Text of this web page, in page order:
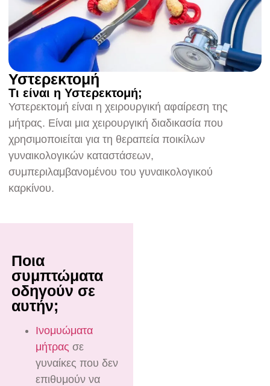
Υστερεκτομή
Τι είναι η Υστερεκτομή;
Υστερεκτομή είναι η χειρουργική αφαίρεση της
μήτρας. Είναι μια χειρουργική διαδικασία που
χρησιμοποιείται για τη θεραπεία ποικίλων
γυναικολογικών καταστάσεων,
συμπεριλαμβανομένου του γυναικολογικού
καρκίνου.
Ποια
συμπτώματα
οδηγούν σε
αυτήν;
Ινομυώματα
μήτρας σε
γυναίκες που δεν
επιθυμούν να